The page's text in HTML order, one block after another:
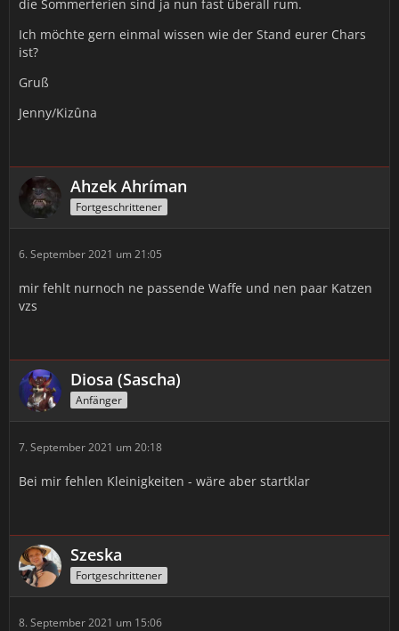
die Sommerferien sind ja nun fast überall rum.
Ich möchte gern einmal wissen wie der Stand eurer Chars
ist?
Gruß
Jenny/Kizûna
Ahzek Ahríman
Fortgeschrittener
6. September 2021 um 21:05
mir fehlt nurnoch ne passende Waffe und nen paar Katzen
vzs
Diosa (Sascha)
Anfänger
7. September 2021 um 20:18
Bei mir fehlen Kleinigkeiten - wäre aber startklar
Szeska
Fortgeschrittener
8. September 2021 um 15:06